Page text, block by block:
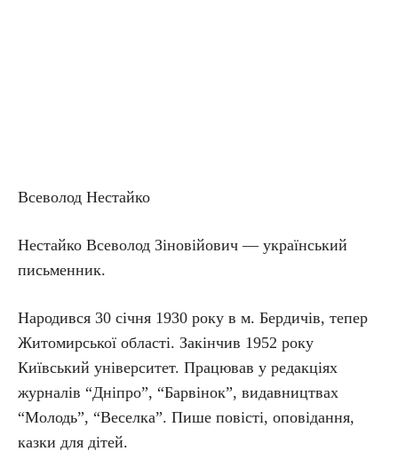
Всеволод Нестайко
Нестайко Всеволод Зіновійович — український
письменник.
Народився 30 січня 1930 року в м. Бердичів, тепер
Житомирської області. Закінчив 1952 року
Київський університет. Працював у редакціях
журналів “Дніпро”, “Барвінок”, видавництвах
“Молодь”, “Веселка”. Пише повісті, оповідання,
казки для дітей.